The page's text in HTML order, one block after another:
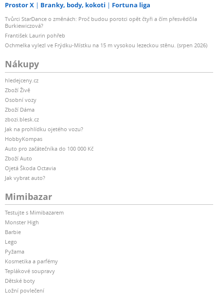
Prostor X Branky, body, kokoti Fortuna liga
Tvůrci StarDance o změnách: Proč budou porotci opět čtyři a čím přesvědčila
Burkiewiczová?
František Laurin pohřeb
Ochmelka vylezl ve Frýdku-Místku na 15 m vysokou lezeckou stěnu. (srpen 2026)
Nákupy
hledejceny.cz
Zboží Živě
Osobní vozy
Zboží Dáma
zbozi.blesk.cz
Jak na prohlídku ojetého vozu?
HobbyKompas
Auto pro začátečníka do 100 000 Kč
Zboží Auto
Ojetá Škoda Octavia
Jak vybrat auto?
Mimibazar
Testujte s Mimibazarem
Monster High
Barbie
Lego
Pyžama
Kosmetika a parfémy
Teplákové soupravy
Dětské boty
Ložní povlečení